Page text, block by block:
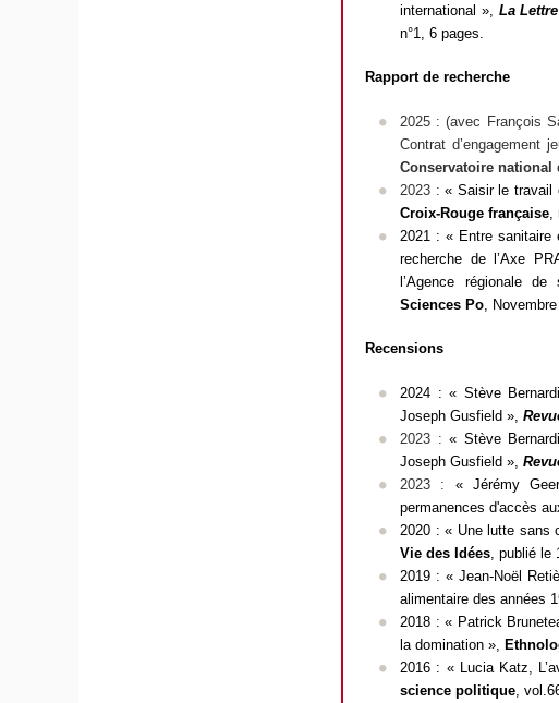
international », La
n°1, 6 pages.
Rapport de recherche
2025 : (avec François
Contrat d’engagement
Conservatoire national
2023 :« Saisir le travail
Croix-Rouge française
2021 : « Entre sanitaire
recherche de l’Axe
l’Agence régionale de
Sciences Po ,
Recensions
2024 : « Stève
Joseph Gusfield »,
2023 :« Stève
Joseph Gusfield »,
2023 : « Jérémy
permanences d'accès
2020 : « Une lutte sans
Vie des Idées , publié
2019 : « Jean-Noël
alimentaire des années
2018 : « Patrick
la domination »,
2016 : « Lucia Katz,
science politique